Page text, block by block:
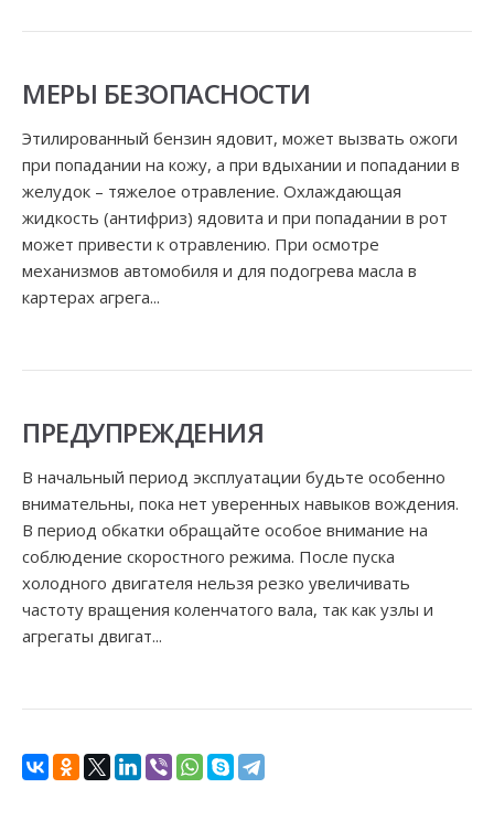
МЕРЫ БЕЗОПАСНОСТИ
Этилированный бензин ядовит, может вызвать ожоги
при попадании на кожу, а при вдыхании и попадании в
желудок – тяжелое отравление. Охлаждающая
жидкость (антифриз) ядовита и при попадании в рот
может привести к отравлению. При осмотре
механизмов автомобиля и для подогрева масла в
картерах агрега...
ПРЕДУПРЕЖДЕНИЯ
В начальный период эксплуатации будьте особенно
внимательны, пока нет уверенных навыков вождения.
В период обкатки обращайте особое внимание на
соблюдение скоростного режима. После пуска
холодного двигателя нельзя резко увеличивать
частоту вращения коленчатого вала, так как узлы и
агрегаты двигат...